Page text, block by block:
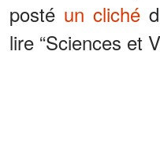
posté un cliché
lire “Sciences et